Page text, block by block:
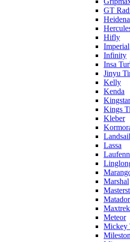
GT
Hifly
Imperial
Infinity
Insa
Jinyu
Kelly
Kenda
Kingstar
Kings
Kleber
Landsail
Lassa
Laufenn
Marshal
Matador
Maxtrek
Meteor
Mickey